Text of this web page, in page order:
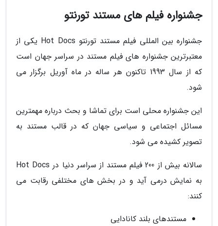
جشنواره فیلم های مستند تورنتو
جشنواره بین المللی فیلم مستند تورنتو Hot Docs یکی از
معتبرترین جشنواره های فیلم مستند در سراسر جهان است
که از سال 1993 تاکنون هر ساله در ماه آوریل برگزار می
شود.
این جشنواره محلی است برای تماشا و بحث درباره مهمترین
مسائل اجتماعی و سیاسی جهان که در قالب مستند به
تصویر کشیده می شود.
سالانه بیش از 200 فیلم مستند از سراسر دنیا در Hot Docs
به نمایش درمی آید و در بخش های مختلفی رقابت می
کنند:
مستندهای بلند کانادایی